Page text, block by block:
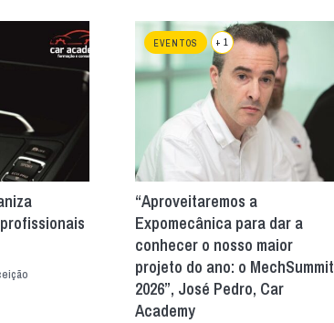
EVENTOS + 1
“Aproveitaremos a
Expomecânica para dar a
conhecer o nosso maior
projeto do ano: o MechSummit
2026”, José Pedro, Car
Academy